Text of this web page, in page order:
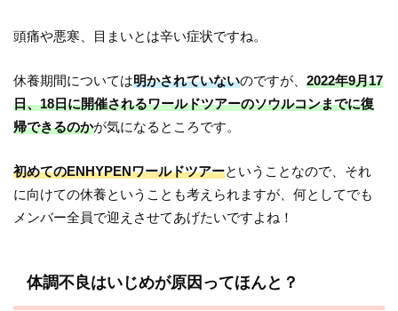
頭痛や悪寒、目まいとは辛い症状ですね。
休養期間については明かされていないのですが、2022年9月17
日、18日に開催されるワールドツアーのソウルコンまでに復
帰できるのかが気になるところです。
初めてのENHYPENワールドツアーということなので、それ
に向けての休養ということも考えられますが、何としてでも
メンバー全員で迎えさせてあげたいですよね！
体調不良はいじめが原因ってほんと？